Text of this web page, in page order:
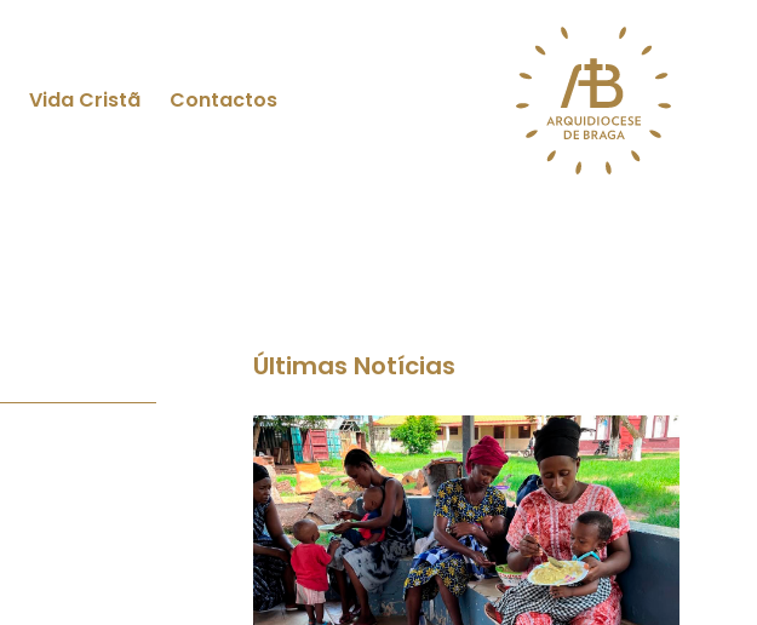
Vida Cristã Contactos
Últimas Notícias